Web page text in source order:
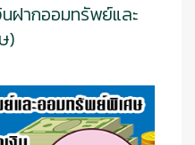
นฝากออมทรัพย์และ
)